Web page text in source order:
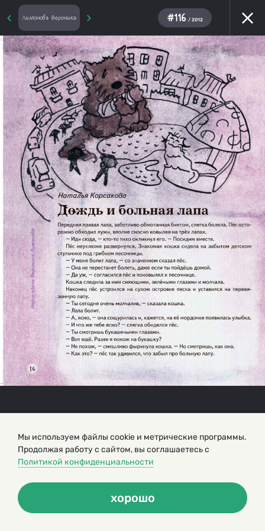
Лимонова Вероника #116 / 2012
Мы используем файлы cookie и метрические программы.
Продолжая работу с сайтом, вы соглашаетесь с
Политикой конфиденциальности
хорошо